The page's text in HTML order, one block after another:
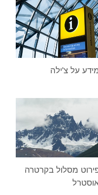
על צ'ילה
מסלול בקרטרה